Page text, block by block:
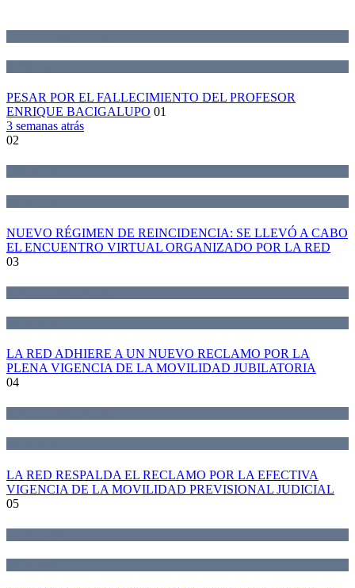
PESAR POR EL FALLECIMIENTO DEL PROFESOR
ENRIQUE BACIGALUPO 01
3 semanas atrás
02
NUEVO RÉGIMEN DE REINCIDENCIA: SE LLEVÓ A CABO
EL ENCUENTRO VIRTUAL ORGANIZADO POR LA RED
03
LA RED ADHIERE A UN NUEVO RECLAMO POR LA
PLENA VIGENCIA DE LA MOVILIDAD JUBILATORIA
04
LA RED RESPALDA EL RECLAMO POR LA EFECTIVA
VIGENCIA DE LA MOVILIDAD PREVISIONAL JUDICIAL
05